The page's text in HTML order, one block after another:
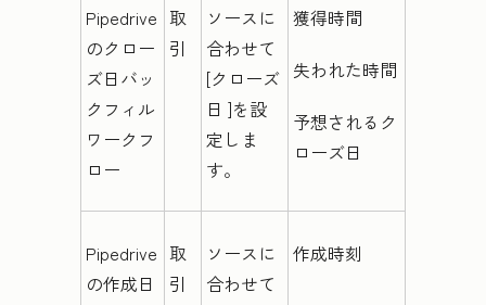
Pipedrive
のクロー
ズ日バッ
クフィル
ワークフ
ロー
取
引
ソースに
合わせて
[クローズ
日 ]を設
定しま
す。
獲得時間
失われた時間
予想されるク
ローズ日
Pipedrive
の作成日
取
引
ソースに
合わせて
作成時刻